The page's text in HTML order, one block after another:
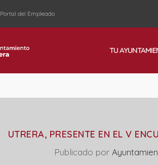
Portal del Empleado
TU
UTRERA, PRESENTE EN EL V
Publicado por